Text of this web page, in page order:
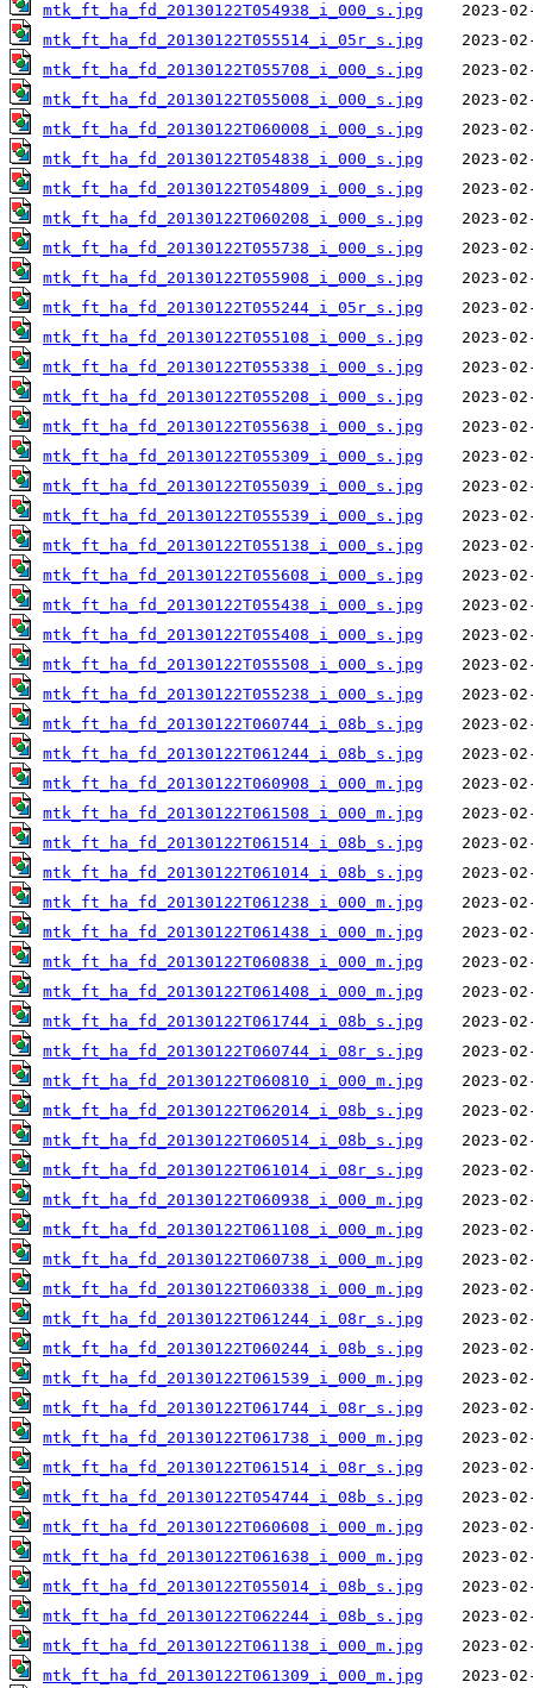
mtk_ft_ha_fd_20130122T054938_i_000_s.jpg
mtk_ft_ha_fd_20130122T055514_i_05r_s.jpg
mtk_ft_ha_fd_20130122T055708_i_000_s.jpg
mtk_ft_ha_fd_20130122T055008_i_000_s.jpg
mtk_ft_ha_fd_20130122T060008_i_000_s.jpg
mtk_ft_ha_fd_20130122T054838_i_000_s.jpg
mtk_ft_ha_fd_20130122T054809_i_000_s.jpg
mtk_ft_ha_fd_20130122T060208_i_000_s.jpg
mtk_ft_ha_fd_20130122T055738_i_000_s.jpg
mtk_ft_ha_fd_20130122T055908_i_000_s.jpg
mtk_ft_ha_fd_20130122T055244_i_05r_s.jpg
mtk_ft_ha_fd_20130122T055108_i_000_s.jpg
mtk_ft_ha_fd_20130122T055338_i_000_s.jpg
mtk_ft_ha_fd_20130122T055208_i_000_s.jpg
mtk_ft_ha_fd_20130122T055638_i_000_s.jpg
mtk_ft_ha_fd_20130122T055309_i_000_s.jpg
mtk_ft_ha_fd_20130122T055039_i_000_s.jpg
mtk_ft_ha_fd_20130122T055539_i_000_s.jpg
mtk_ft_ha_fd_20130122T055138_i_000_s.jpg
mtk_ft_ha_fd_20130122T055608_i_000_s.jpg
mtk_ft_ha_fd_20130122T055438_i_000_s.jpg
mtk_ft_ha_fd_20130122T055408_i_000_s.jpg
mtk_ft_ha_fd_20130122T055508_i_000_s.jpg
mtk_ft_ha_fd_20130122T055238_i_000_s.jpg
mtk_ft_ha_fd_20130122T060744_i_08b_s.jpg
mtk_ft_ha_fd_20130122T061244_i_08b_s.jpg
mtk_ft_ha_fd_20130122T060908_i_000_m.jpg
mtk_ft_ha_fd_20130122T061508_i_000_m.jpg
mtk_ft_ha_fd_20130122T061514_i_08b_s.jpg
mtk_ft_ha_fd_20130122T061014_i_08b_s.jpg
mtk_ft_ha_fd_20130122T061238_i_000_m.jpg
mtk_ft_ha_fd_20130122T061438_i_000_m.jpg
mtk_ft_ha_fd_20130122T060838_i_000_m.jpg
mtk_ft_ha_fd_20130122T061408_i_000_m.jpg
mtk_ft_ha_fd_20130122T061744_i_08b_s.jpg
mtk_ft_ha_fd_20130122T060744_i_08r_s.jpg
mtk_ft_ha_fd_20130122T060810_i_000_m.jpg
mtk_ft_ha_fd_20130122T062014_i_08b_s.jpg
mtk_ft_ha_fd_20130122T060514_i_08b_s.jpg
mtk_ft_ha_fd_20130122T061014_i_08r_s.jpg
mtk_ft_ha_fd_20130122T060938_i_000_m.jpg
mtk_ft_ha_fd_20130122T061108_i_000_m.jpg
mtk_ft_ha_fd_20130122T060738_i_000_m.jpg
mtk_ft_ha_fd_20130122T060338_i_000_m.jpg
mtk_ft_ha_fd_20130122T061244_i_08r_s.jpg
mtk_ft_ha_fd_20130122T060244_i_08b_s.jpg
mtk_ft_ha_fd_20130122T061539_i_000_m.jpg
mtk_ft_ha_fd_20130122T061744_i_08r_s.jpg
mtk_ft_ha_fd_20130122T061738_i_000_m.jpg
mtk_ft_ha_fd_20130122T061514_i_08r_s.jpg
mtk_ft_ha_fd_20130122T054744_i_08b_s.jpg
mtk_ft_ha_fd_20130122T060608_i_000_m.jpg
mtk_ft_ha_fd_20130122T061638_i_000_m.jpg
mtk_ft_ha_fd_20130122T055014_i_08b_s.jpg
mtk_ft_ha_fd_20130122T062244_i_08b_s.jpg
mtk_ft_ha_fd_20130122T061138_i_000_m.jpg
mtk_ft_ha_fd_20130122T061309_i_000_m.jpg